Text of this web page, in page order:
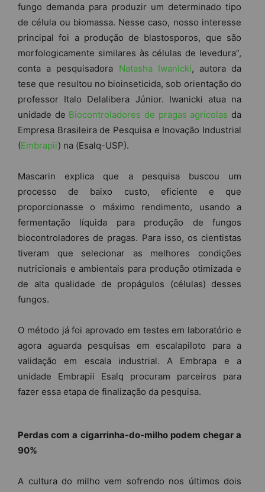
fungo demanda para produzir um determinado tipo
de célula ou biomassa. Nesse caso, nosso interesse
principal foi a produção de blastosporos, que são
morfologicamente similares às células de levedura”,
conta a pesquisadora Natasha Iwanicki, autora da
tese que resultou no bioinseticida, sob orientação do
professor Italo Delalibera Júnior. Iwanicki atua na
unidade de Biocontroladores de pragas agrícolas da
Empresa Brasileira de Pesquisa e Inovação Industrial
(Embrapii) na (Esalq-USP).
Mascarin explica que a pesquisa buscou um
processo de baixo custo, eficiente e que
proporcionasse o máximo rendimento, usando a
fermentação líquida para produção de fungos
biocontroladores de pragas. Para isso, os cientistas
tiveram que selecionar as melhores condições
nutricionais e ambientais para produção otimizada e
de alta qualidade de propágulos (células) desses
fungos.
O método já foi aprovado em testes em laboratório e
agora aguarda pesquisas em escalapiloto para a
validação em escala industrial. A Embrapa e a
unidade Embrapii Esalq procuram parceiros para
fazer essa etapa de finalização da pesquisa.
Perdas com a cigarrinha-do-milho podem chegar a
90%
A cultura do milho vem sofrendo nos últimos dois